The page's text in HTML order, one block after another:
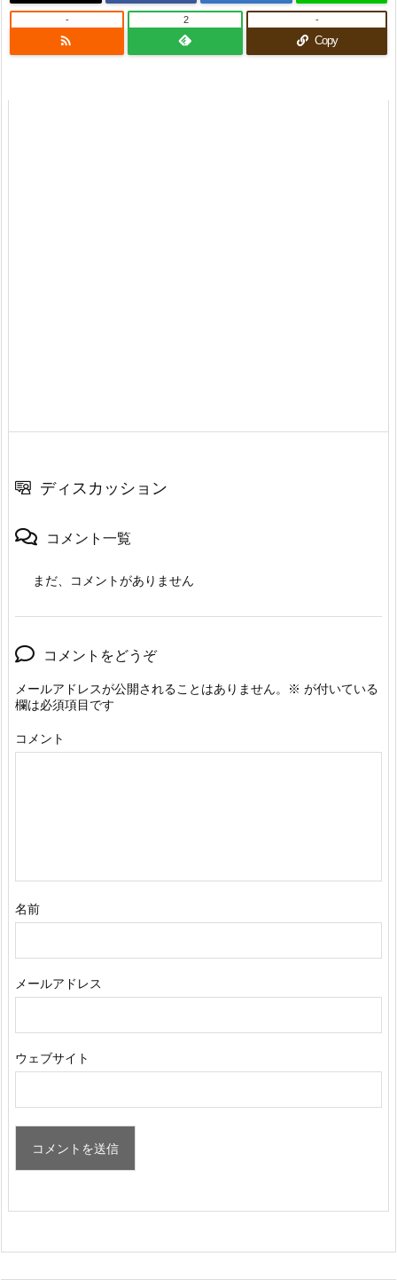

- 2
Copy
-
ディスカッション
コメント一覧
まだ、コメントがありません
コメントをどうぞ
メールアドレスが公開されることはありません。 ※ が付いている
欄は必須項目です
コメント
名前
メールアドレス
ウェブサイト